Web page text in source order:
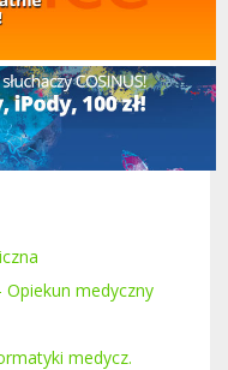
Opiekun medyczny
medycz.